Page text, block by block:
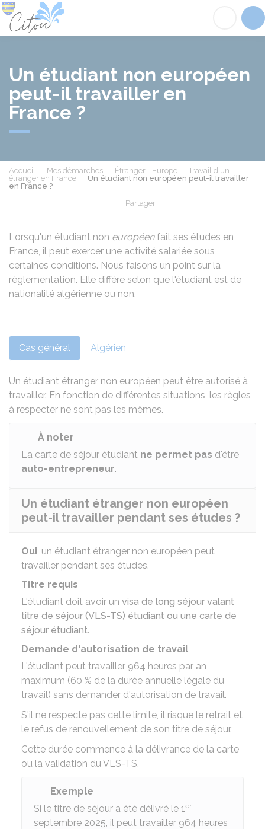
Un étudiant non européen
peut-il travailler en
France ?
Accueil Mes démarches Étranger - Europe
Travail d'un
étranger en France
Un étudiant non européen peut-il travailler
en France ?
Partager
Lorsqu'un étudiant non européenfait ses études en
France, il peut exercer une activité salariée sous
certaines conditions. Nous faisons un point sur la
réglementation. Elle diffère selon que l'étudiant est de
nationalité algérienne ou non.
Cas général Algérien
Un étudiant étranger non européen peut être autorisé à
travailler. En fonction de différentes situations, les règles
à respecter ne sont pas les mêmes.
À noter
La carte de séjour étudiant ne permet pas d'être
auto-entrepreneur.
Un étudiant étranger non européen
peut-il travailler pendant ses études ?
Oui, un étudiant étranger non européen peut
travailler pendant ses études.
Titre requis
L'étudiant doit avoir un visa de long séjour valant
titre de séjour (VLS-TS) étudiant ou une carte de
séjour étudiant.
Demande d'autorisation de travail
L'étudiant peut travailler 964 heures par an
maximum (60 % de la durée annuelle légale du
travail) sans demander d'autorisation de travail.
S'il ne respecte pas cette limite, il risque le retrait et
le refus de renouvellement de son titre de séjour.
Cette durée commence à la délivrance de la carte
ou la validation du VLS-TS.
Exemple
Si le titre de séjour a été délivré le 1er
septembre 2025, il peut travailler 964 heures